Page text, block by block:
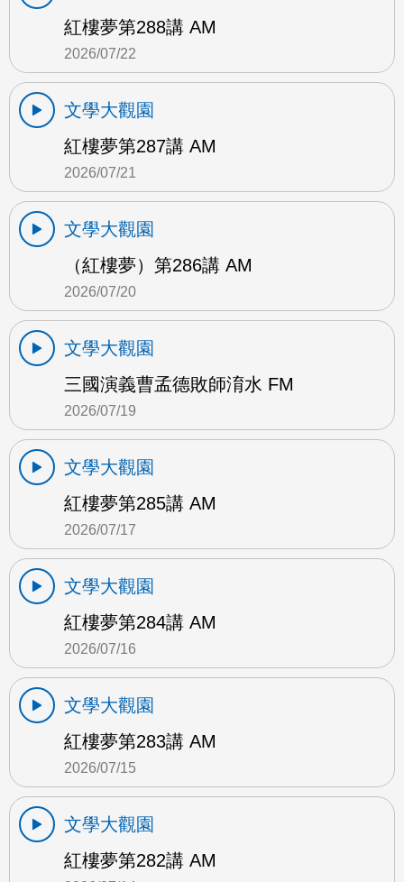
紅樓夢第288講 AM
2026/07/22
文學大觀園
紅樓夢第287講 AM
2026/07/21
文學大觀園
（紅樓夢）第286講 AM
2026/07/20
文學大觀園
三國演義曹孟德敗師淯水 FM
2026/07/19
文學大觀園
紅樓夢第285講 AM
2026/07/17
文學大觀園
紅樓夢第284講 AM
2026/07/16
文學大觀園
紅樓夢第283講 AM
2026/07/15
文學大觀園
紅樓夢第282講 AM